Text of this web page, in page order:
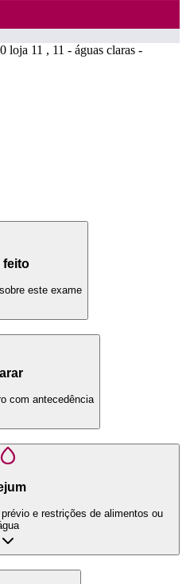
loja 11 , 11 - águas claras -
feito
este exame
com antecedência
e restrições de alimentos ou